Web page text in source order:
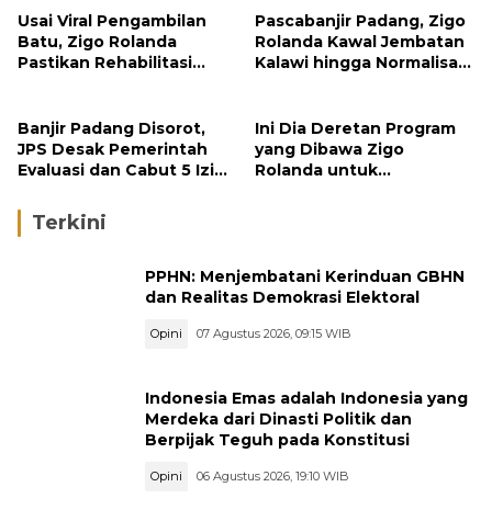
Usai Viral Pengambilan
Batu, Zigo Rolanda
Pastikan Rehabilitasi
Pascabanjir Padang, Zigo
Rolanda Kawal Jembatan
Kalawi hingga Normalisasi
Banjir Padang Disorot,
JPS Desak Pemerintah
Evaluasi dan Cabut 5 Izin
Ini Dia Deretan Program
yang Dibawa Zigo
Rolanda untuk
Terkini
PPHN: Menjembatani Kerinduan GBHN
dan Realitas Demokrasi Elektoral
Opini 07 Agustus 2026, 09:15 WIB
Indonesia Emas adalah Indonesia yang
Merdeka dari Dinasti Politik dan
Berpijak Teguh pada Konstitusi
Opini 06 Agustus 2026, 19:10 WIB